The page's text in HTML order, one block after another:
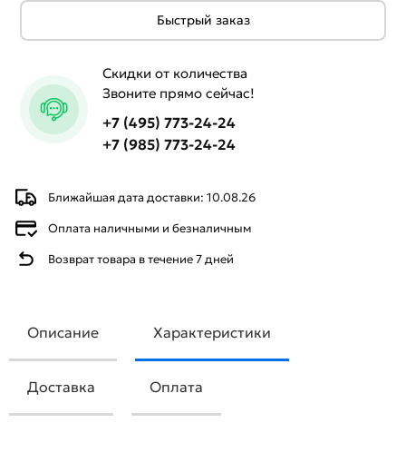
Ближайшая дата доставки: 10.08.26
Оплата наличными и безналичным
Возврат товара в течение 7 дней
Быстрый заказ
Скидки от количества
Звоните прямо сейчас!
+7 (495) 773-24-24
+7 (985) 773-24-24
Описание Характеристики
Доставка Оплата